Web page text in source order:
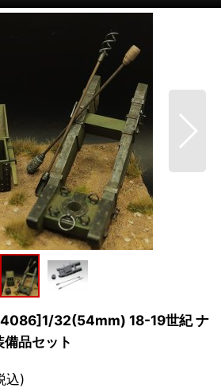
32(54mm) 18-19世紀 ナ
品セット
込)